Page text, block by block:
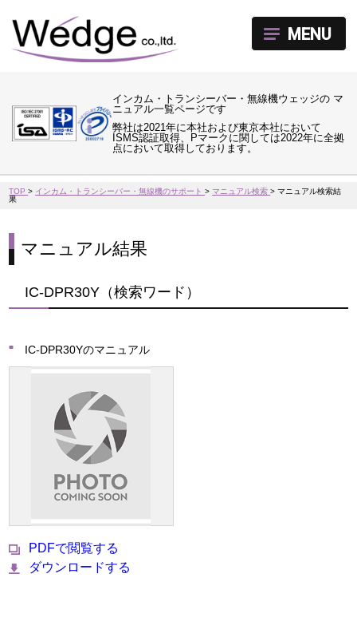
インカム・トランシーバー・無線機ウェッジの マ
ニュアル一覧ページです
弊社は2021年に本社および東京本社において
ISMS認証取得、Pマークに関しては2022年に全拠
点において取得しております。
MENU
TOP> インカム・トランシーバー・無線機のサポート>マニュアル検索>マニュアル検索結
果
マニュアル結果
IC-DPR30Y（検索ワード）
IC-DPR30Yのマニュアル
PDFで閲覧する
ダウンロードする